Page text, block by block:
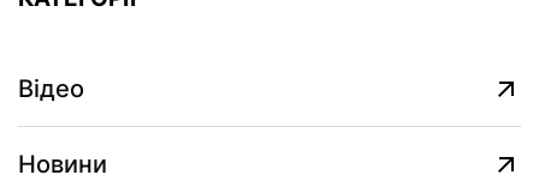
Відео
Новини